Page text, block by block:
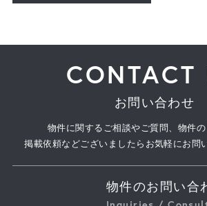
CONTACT
お問い合わせ
物件に関するご相談やご質問、物件の
掲載依頼などございましたらお気軽にお問
物件のお問い合